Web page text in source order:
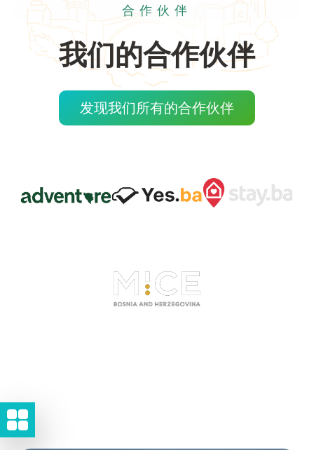
合作伙伴
我们的合作伙伴
发现我们所有的合作伙伴